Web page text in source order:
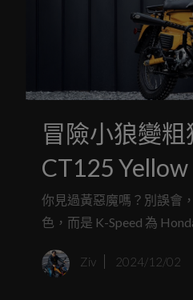
冒險小狼變
CT125
Speed
你見過黃惡魔嗎？別誤會
色，而是 K-Speed 為
是帥氣，還集結了多達 16
Ziv 2024/12/02